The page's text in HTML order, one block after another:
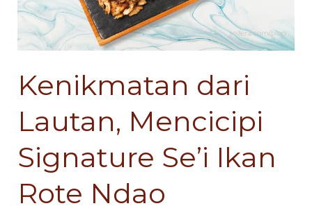
Kenikmatan dari
Lautan, Mencicipi
Signature Se’i Ikan
Rote Ndao
Ikan
Ndao
Ikan
Ndao